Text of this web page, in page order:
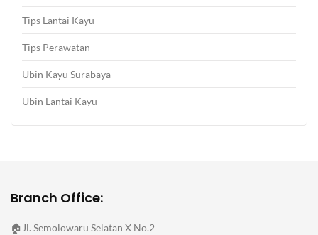
Tips Lantai Kayu
Tips Perawatan
Ubin Kayu Surabaya
Ubin Lantai Kayu
Branch Office:
🏠Jl. Semolowaru Selatan X No.2